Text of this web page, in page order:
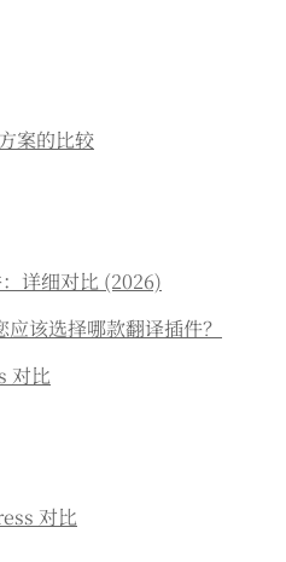
案的比较
详细对比 (2026)
该选择哪款翻译插件？
对比
对比